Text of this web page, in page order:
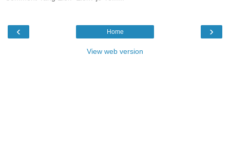
‹ ›
Home
View web version